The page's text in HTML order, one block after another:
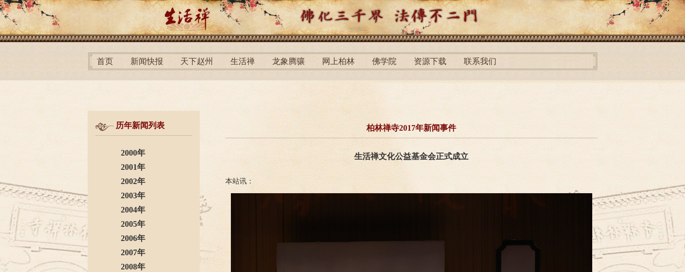
首页 新闻快报 天下赵州 生活禅 龙象腾骧 网上柏林 佛学院 资源下载 联系我们
历年新闻列表
2000年
2001年
2002年
2003年
2004年
2005年
2006年
2007年
2008年
柏林禅寺2017年新闻事件
生活禅文化公益基金会正式成立
本站讯：